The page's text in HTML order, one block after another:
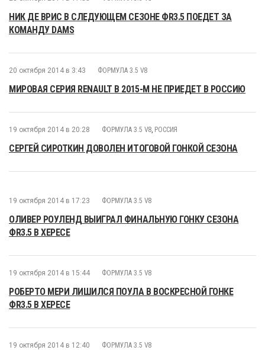
НИК ДЕ ВРИС В СЛЕДУЮЩЕМ СЕЗОНЕ ФR3.5 ПОЕДЕТ ЗА
КОМАНДУ DAMS
20 октября 2014 в 3:43 ФОРМУЛА 3.5 V8
МИРОВАЯ СЕРИЯ RENAULT В 2015-М НЕ ПРИЕДЕТ В РОССИЮ
19 октября 2014 в 20:28 ФОРМУЛА 3.5 V8, РОССИЯ
СЕРГЕЙ СИРОТКИН ДОВОЛЕН ИТОГОВОЙ ГОНКОЙ СЕЗОНА
19 октября 2014 в 17:23 ФОРМУЛА 3.5 V8
ОЛИВЕР РОУЛЕНД ВЫИГРАЛ ФИНАЛЬНУЮ ГОНКУ СЕЗОНА
ФR3.5 В ХЕРЕСЕ
19 октября 2014 в 15:44 ФОРМУЛА 3.5 V8
РОБЕРТО МЕРИ ЛИШИЛСЯ ПОУЛА В ВОСКРЕСНОЙ ГОНКЕ
ФR3.5 В ХЕРЕСЕ
19 октября 2014 в 12:40 ФОРМУЛА 3.5 V8